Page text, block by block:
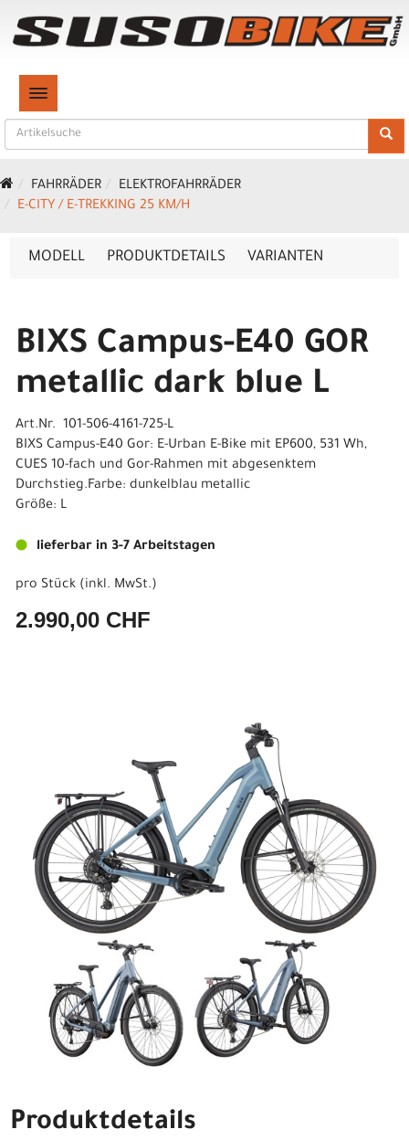
TOGGLE NAVIGATION
FAHRRÄDER
ELEKTROFAHRRÄDER
E-CITY / E-TREKKING 25 KM/H
MODELL PRODUKTDETAILS VARIANTEN
BIXS Campus-E40 GOR
metallic dark blue L
Art.Nr. 101-506-4161-725-L
BIXS Campus-E40 Gor: E-Urban E-Bike mit EP600, 531 Wh,
CUES 10-fach und Gor-Rahmen mit abgesenktem
Durchstieg.Farbe: dunkelblau metallic
Größe: L
lieferbar in 3-7 Arbeitstagen
pro Stück (inkl. MwSt.)
2.990,00 CHF
Produktdetails